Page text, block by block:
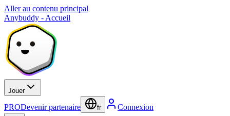
Aller au contenu principal
Anybuddy - Accueil
Jouer
PRODevenir partenaire fr Connexion